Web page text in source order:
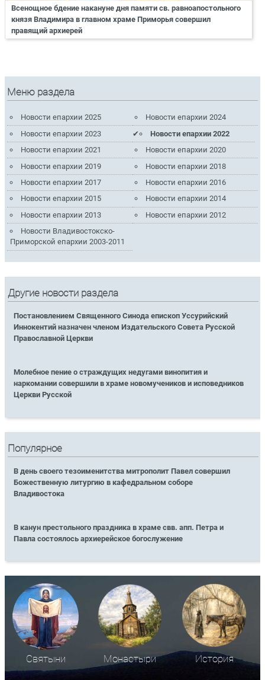
Всенощное бдение накануне дня памяти св. равноапостольного
князя Владимира в главном храме Приморья совершил
правящий архиерей
Меню раздела
Новости епархии 2025
Новости епархии 2024
Новости епархии 2023
Новости епархии 2022
Новости епархии 2021
Новости епархии 2020
Новости епархии 2019
Новости епархии 2018
Новости епархии 2017
Новости епархии 2016
Новости епархии 2015
Новости епархии 2014
Новости епархии 2013
Новости епархии 2012
Новости Владивостокско-
Приморской епархии 2003-2011
Другие новости раздела
Постановлением Священного Синода епископ Уссурийский
Иннокентий назначен членом Издательского Совета Русской
Православной Церкви
Молебное пение о страждущих недугами винопития и
наркомании совершили в храме новомучеников и исповедников
Церкви Русской
Популярное
В день своего тезоименитства митрополит Павел совершил
Божественную литургию в кафедральном соборе
Владивостока
В канун престольного праздника в храме свв. апп. Петра и
Павла состоялось архиерейское богослужение
Святыни Монастыри История